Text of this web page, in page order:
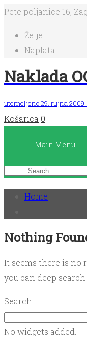
Pete poljanice 16,
Želje
Naplata
Naklada
utemeljeno 29. rujna
Košarica 0
Main Menu
Menu
Početna
Knjige
čitanja
Planeri
Bookica
Kontakt
Antikvarijat
Home
Nothing
It seems there is no
you can deep
Search
No widgets added.